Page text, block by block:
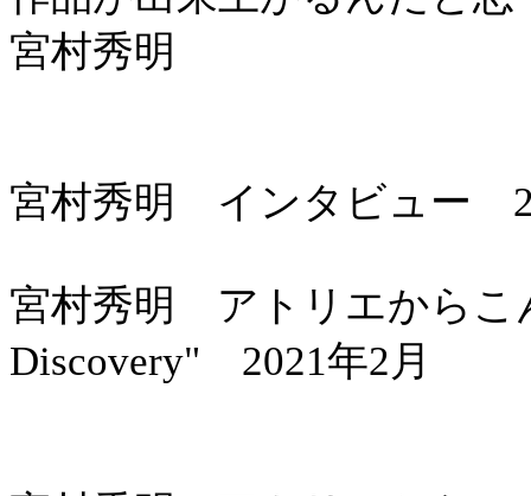
宮村秀明
宮村秀明 インタビュー
宮村秀明 アトリエからこ
Discovery" 2021年2月